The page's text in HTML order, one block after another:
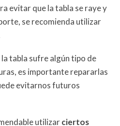
evitar que la tabla se raye y
se recomienda utilizar
la tabla sufre algún tipo de
es importante repararlas
evitarnos futuros
utilizarciertos